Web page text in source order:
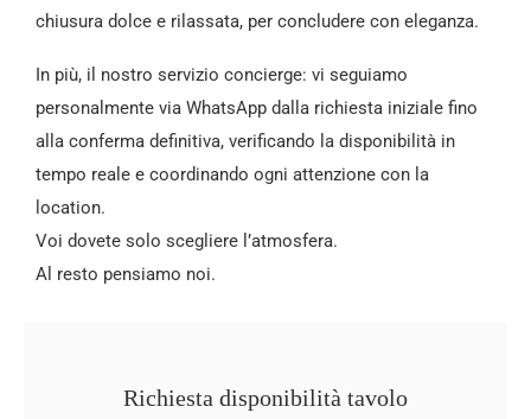
chiusura dolce e rilassata, per concludere con eleganza.
In più, il nostro servizio concierge: vi seguiamo
personalmente via WhatsApp dalla richiesta iniziale fino
alla conferma definitiva, verificando la disponibilità in
tempo reale e coordinando ogni attenzione con la
location.
Voi dovete solo scegliere l’atmosfera.
Al resto pensiamo noi.
Richiesta disponibilità tavolo